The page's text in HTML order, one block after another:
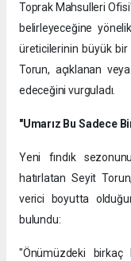
Toprak Mahsulleri
belirleyeceğine
üreticilerinin büyük bir
Torun, açıklanan
edeceğini vurguladı.
"Umarız Bu Sadece
​Yeni fındık
hatırlatan Seyit
verici boyutta
bulundu:
​"Önümüzdeki birkaç